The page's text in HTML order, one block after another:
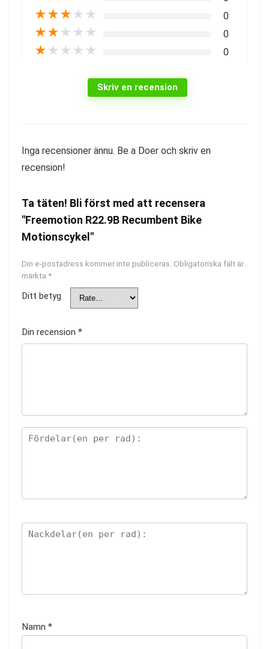
★★★ ★ ★ 0
★★ ★ ★ ★ 0
★ ★ ★ ★ ★ 0
Skriv en recension
Inga recensioner ännu. Be a Doer och skriv en
recension!
Ta täten! Bli först med att recensera
"Freemotion R22.9B Recumbent Bike
Motionscykel"
Din e-postadress kommer inte publiceras. Obligatoriska fält är
märkta *
Ditt betyg
Din recension *
Namn *